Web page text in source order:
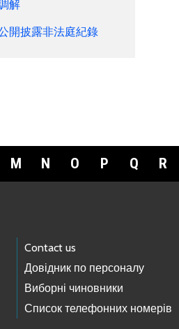
解
開披露非法庭紀錄
M N O P Q R
Contact us
Довідник по персоналу
Виборні чиновники
Список телефонних номерів